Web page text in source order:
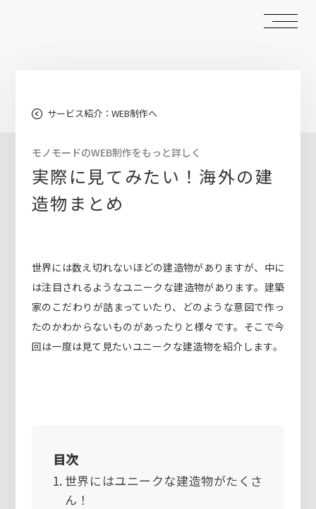
サービス紹介：WEB制作へ
モノモードのWEB制作をもっと詳しく
実際に見てみたい！海外の建
造物まとめ
世界には数え切れないほどの建造物がありますが、中に
は注目されるようなユニークな建造物があります。建築
家のこだわりが詰まっていたり、どのような意図で作っ
たのかわからないものがあったりと様々です。そこで今
回は一度は見て見たいユニークな建造物を紹介します。
目次
世界にはユニークな建造物がたくさ
ん！